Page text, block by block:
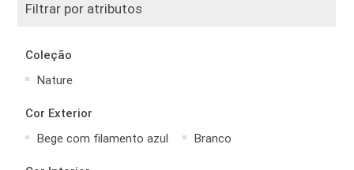
Filtrar por atributos
Coleção
Nature
Cor Exterior
Bege com filamento azul
Branco